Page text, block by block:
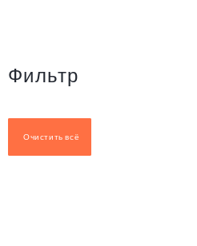
Фильтр
Очистить всё